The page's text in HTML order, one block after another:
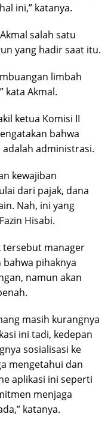
ini,” katanya.
salah satu
yang hadir saat itu.
limbah
kata Akmal.
ketua Komisi II
bahwa
administrasi.
kewajiban
dari pajak, dana
Nah, ini yang
Hisabi.
tersebut manager
bahwa pihaknya
namun akan
masih kurangnya
ini tadi, kedepan
sosialisasi ke
mengetahui dan
aplikasi ini seperti
menjaga
katanya.